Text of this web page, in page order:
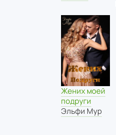
Жених моей
подруги
Эльфи Мур